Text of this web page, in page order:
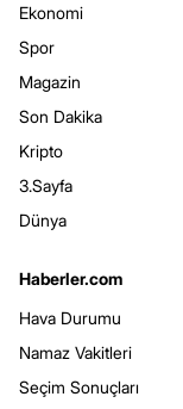
Ekonomi
Spor
Magazin
Son Dakika
Kripto
3.Sayfa
Dünya
Haberler.com
Hava Durumu
Namaz Vakitleri
Seçim Sonuçları